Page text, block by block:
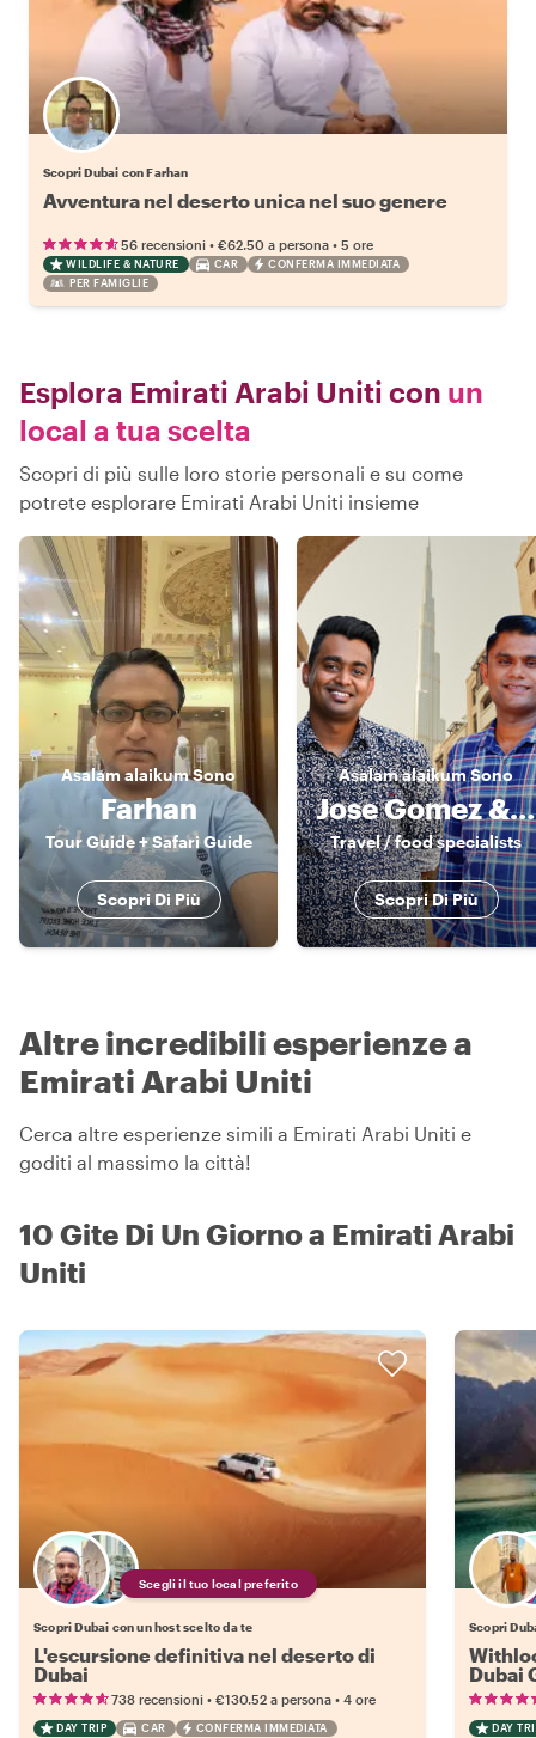
Scopri Dubai con Farhan
Avventura nel deserto unica nel suo genere
56 recensioni • €62.50 a persona • 5 ore
WILDLIFE & NATURE CAR
CONFERMA IMMEDIATA
PER FAMIGLIE
Esplora Emirati Arabi Uniti con un
local a tua scelta
Scopri di più sulle loro storie personali e su come
potrete esplorare Emirati Arabi Uniti insieme
Asalam alaikumSono
Farhan
Tour Guide + Safari Guide
Scopri Di Più
Asalam alaikumSono
Jose Gomez & Sandy Nat
Travel / food specialists
Scopri Di Più
Altre incredibili esperienze a
Emirati Arabi Uniti
Cerca altre esperienze simili a Emirati Arabi Uniti e
goditi al massimo la città!
10 Gite Di Un Giorno a Emirati Arabi
Uniti
Scegli il tuo local preferito
Scopri Dubai con un host scelto da te
L'escursione definitiva nel deserto di
Dubai
738 recensioni • €130.52 a persona • 4 ore
DAY TRIP CAR CONFERMA IMMEDIATA
Scopri
Dubai
DAY